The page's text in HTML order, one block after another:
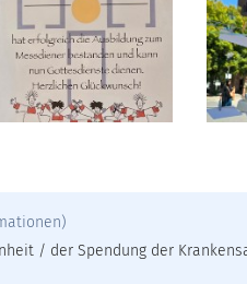
/ der Spendung der